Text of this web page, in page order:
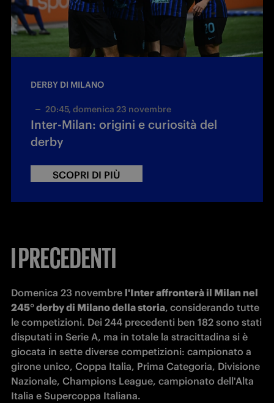
DERBY DI MILANO
20:45, domenica 23 novembre
Inter-Milan: origini e curiosità del
derby
SCOPRI DI PIÙ
I PRECEDENTI
Domenica 23 novembre l'Inter affronterà il Milan nel
245° derby di Milano della storia, considerando tutte
le competizioni. Dei 244 precedenti ben 182 sono stati
disputati in Serie A, ma in totale la stracittadina si è
giocata in sette diverse competizioni: campionato a
girone unico, Coppa Italia, Prima Categoria, Divisione
Nazionale, Champions League, campionato dell'Alta
Italia e Supercoppa Italiana.